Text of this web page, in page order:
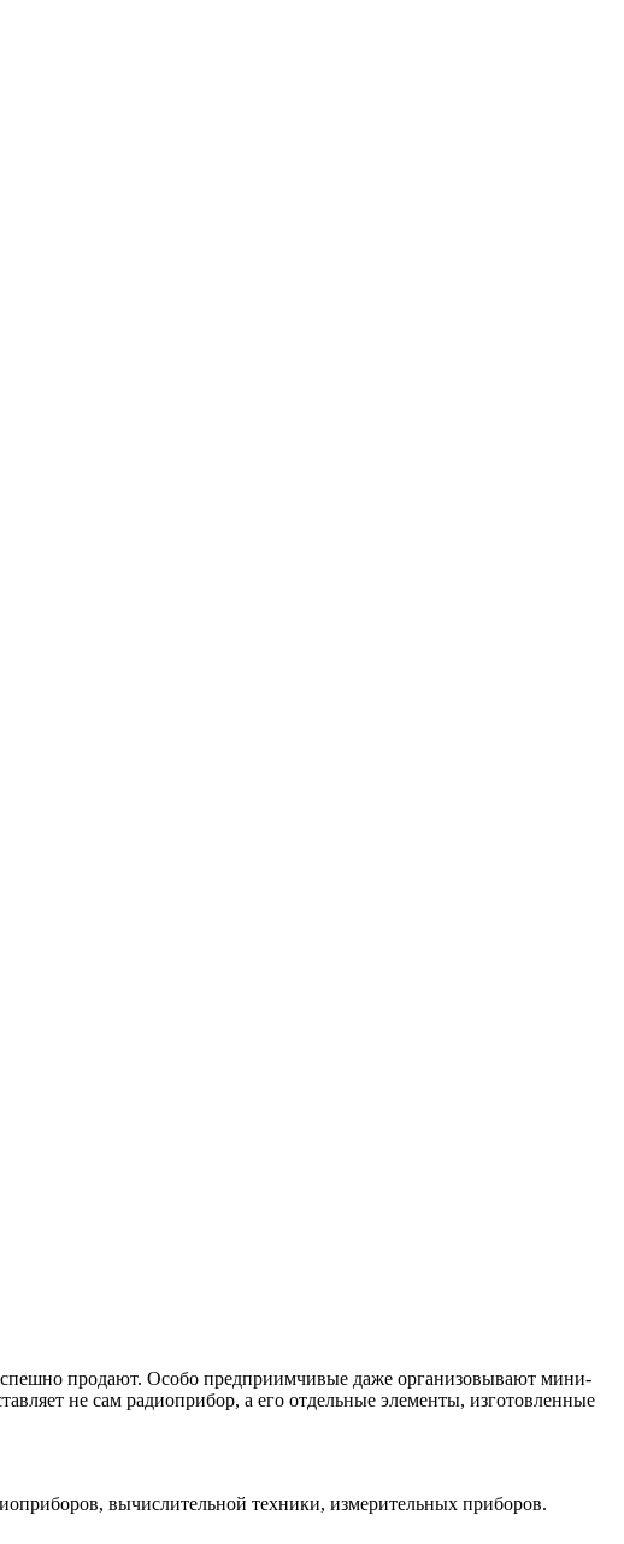
продают. Особо предприимчивые даже организовывают мини-
не сам радиоприбор, а его отдельные элементы, изготовленные
вычислительной техники, измерительных приборов.